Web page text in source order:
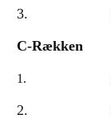
3.
C-Rækken
1.
2.